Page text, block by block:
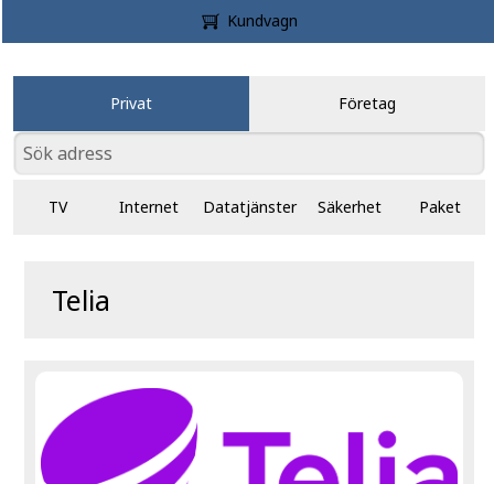
Kundvagn
Privat Företag
TV Internet Datatjänster Säkerhet Paket
Telia